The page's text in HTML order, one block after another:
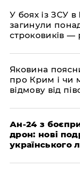
​У боях із ЗСУ в
загинули
строковиків —
​Яковина
про Крим і чи
відмову від
​Ан-24 з
дрон: нові
українського